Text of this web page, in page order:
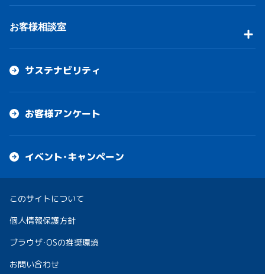
お客様相談室
サステナビリティ
お客様アンケート
イベント・キャンペーン
このサイトについて
個人情報保護方針
ブラウザ・OSの推奨環境
お問い合わせ